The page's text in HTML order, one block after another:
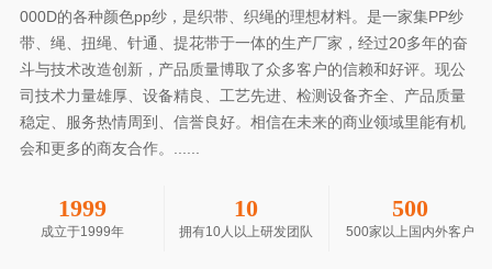
000D的各种颜色pp纱，是织带、织绳的理想材料。是一家集PP纱
带、绳、扭绳、针通、提花带于一体的生产厂家，经过20多年的奋
斗与技术改造创新，产品质量博取了众多客户的信赖和好评。现公
司技术力量雄厚、设备精良、工艺先进、检测设备齐全、产品质量
稳定、服务热情周到、信誉良好。相信在未来的商业领域里能有机
会和更多的商友合作。......
1999
成立于1999年
10
拥有10人以上研发团队
500
500家以上国内外客户